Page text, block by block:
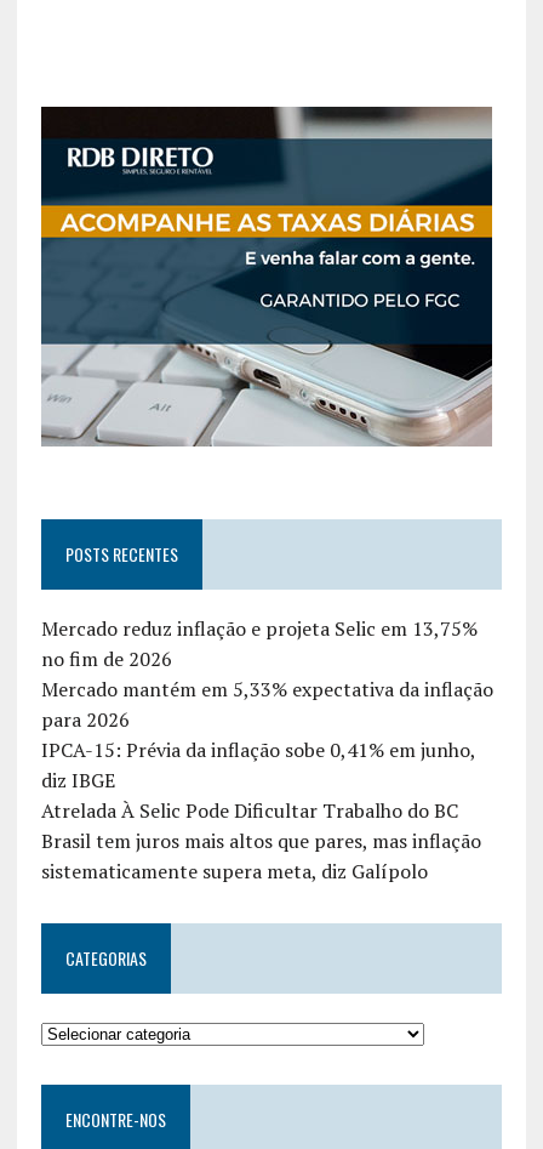
POSTS RECENTES
Mercado reduz inflação e projeta Selic em 13,75%
no fim de 2026
Mercado mantém em 5,33% expectativa da inflação
para 2026
IPCA-15: Prévia da inflação sobe 0,41% em junho,
diz IBGE
Atrelada À Selic Pode Dificultar Trabalho do BC
Brasil tem juros mais altos que pares, mas inflação
sistematicamente supera meta, diz Galípolo
CATEGORIAS
ENCONTRE-NOS